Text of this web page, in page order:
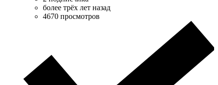
более трёх лет назад
4670 просмотров